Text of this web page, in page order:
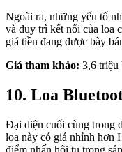
Ngoài ra, những yếu tố
và duy trì kết nối của loa
giá tiền đang được bày
Giá tham khảo: 3,6
10. Loa
Đại diện cuối cùng trong
loa này có giá nhỉnh hơn
điểm nhấn hội tụ trong